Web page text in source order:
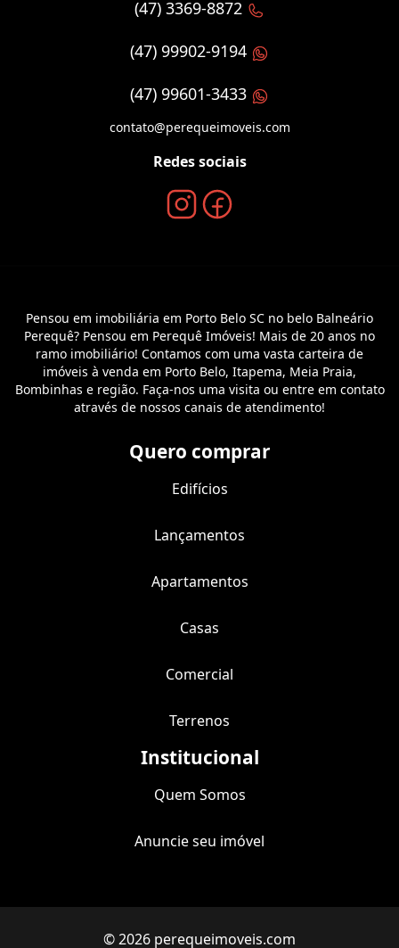
(47) 3369-8872
(47) 99902-9194
(47) 99601-3433
contato@perequeimoveis.com
Redes sociais
Pensou em imobiliária em Porto Belo SC no belo Balneário
Perequê? Pensou em Perequê Imóveis! Mais de 20 anos no
ramo imobiliário! Contamos com uma vasta carteira de
imóveis à venda em Porto Belo, Itapema, Meia Praia,
Bombinhas e região. Faça-nos uma visita ou entre em contato
através de nossos canais de atendimento!
Quero comprar
Edifícios
Lançamentos
Apartamentos
Casas
Comercial
Terrenos
Institucional
Quem Somos
Anuncie seu imóvel
© 2026 perequeimoveis.com